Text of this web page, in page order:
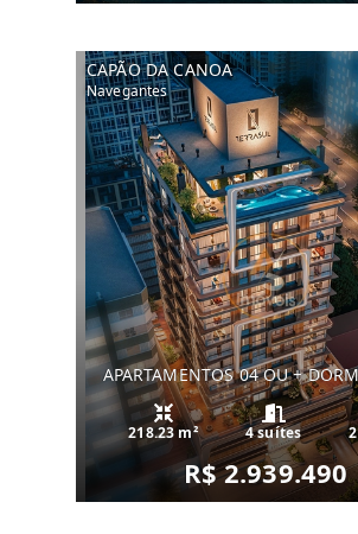
CAPÃO DA CANOA
Navegantes
APARTAMENTOS 04 OU +
218.23 m² 4 suítes
R$ 2.939.490